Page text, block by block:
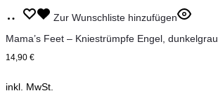
Produktseite
gewählt
werden
Ausführung
wählen
Dieses
Varianten
Zur Wunschliste hinzufügen
Mama’s Feet – Kniestrümpfe Engel, dunkelgrau
14,90 €
inkl. MwSt.